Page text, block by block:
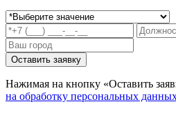
Нажимая на кнопку «Оставить
на обработку персональных